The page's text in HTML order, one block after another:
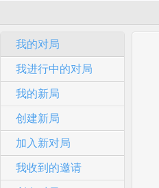
我的对局
我进行中的对局
我的新局
创建新局
加入新对局
我收到的邀请